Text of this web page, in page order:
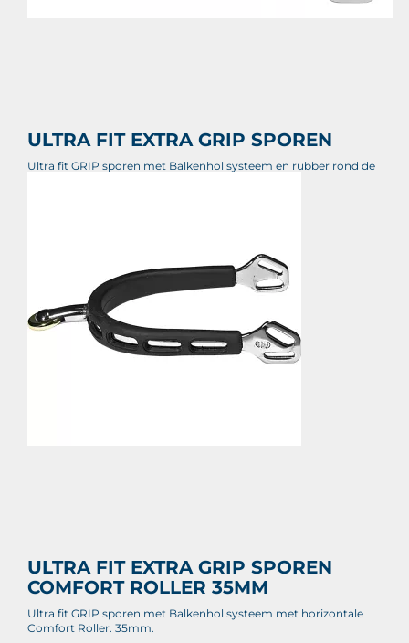
ULTRA FIT EXTRA GRIP SPOREN
Ultra fit GRIP sporen met Balkenhol systeem en rubber rond de
ULTRA FIT EXTRA GRIP SPOREN
COMFORT ROLLER 35MM
Ultra fit GRIP sporen met Balkenhol systeem met horizontale
Comfort Roller. 35mm.